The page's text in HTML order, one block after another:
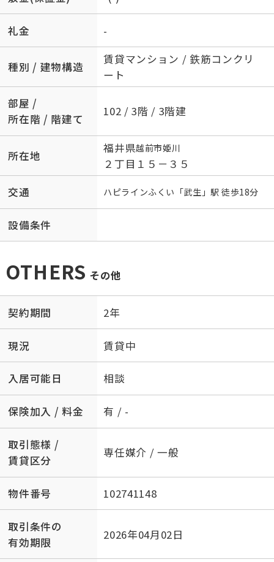
礼金 -
種別 / 建物構造
賃貸マンション / 鉄筋コンクリ
ート
部屋 /
所在階 / 階建て
102 / 3階 / 3階建
所在地
福井県越前市姫川
２丁目１５－３５
交通
ハピラインふくい 「武生 」駅 徒歩18分
設備条件
OTHERS その他
契約期間 2年
現況 賃貸中
入居可能日 相談
保険加入 / 料金 有 / -
取引態様 /
賃貸区分
専任媒介 / 一般
物件番号 102741148
取引条件の
有効期限
2026年04月02日